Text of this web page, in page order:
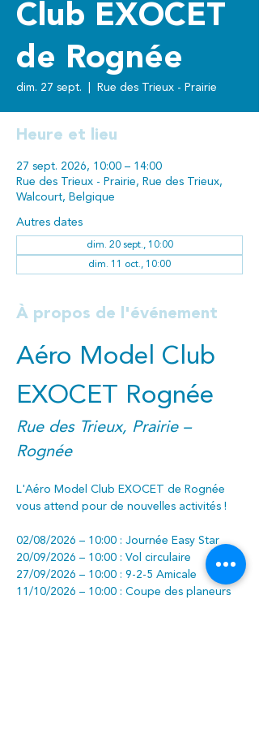
Club EXOCET
de Rognée
dim. 27 sept. Rue des Trieux - Prairie
Heure et lieu
27 sept. 2026, 10:00 – 14:00
Rue des Trieux - Prairie, Rue des Trieux,
Walcourt, Belgique
Autres dates
dim. 20 sept., 10:00
dim. 11 oct., 10:00
À propos de l'événement
Aéro Model Club
EXOCET Rognée
Rue des Trieux, Prairie –
Rognée
L'Aéro Model Club EXOCET de Rognée
vous attend pour de nouvelles activités !
02/08/2026 – 10:00 : Journée Easy Star
20/09/2026 – 10:00 : Vol circulaire
27/09/2026 – 10:00 : 9-2-5 Amicale
11/10/2026 – 10:00 : Coupe des planeurs